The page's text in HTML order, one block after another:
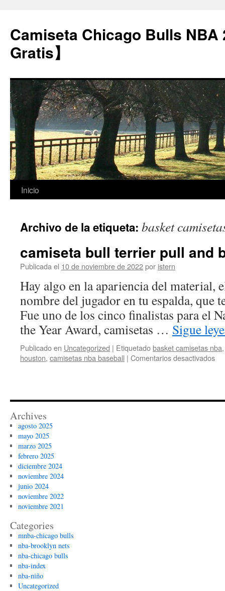
Camiseta Chicago Bulls NBA
Gratis】
Saltar
contenido
Inicio
Archivo de la etiqueta: basket
camiseta bull terrier pull and
Publicada el 10 de noviembre de 2022por istern
Hay algo en la apariencia del material,
nombre del jugador en tu espalda, que
Fue uno de los cinco finalistas para el
the Year Award, camisetas … Sigue
Publicado en Uncategorized | Etiquetadobasket camisetas nba
houston, camisetas nba baseball | Comentarios desactivadosen
pull
Archives
agosto 2025
mayo 2025
marzo 2025
febrero 2025
diciembre 2024
noviembre 2024
junio 2024
noviembre 2022
noviembre 2021
Categories
mnba-chicago bulls
nba-brooklyn nets
nba-chicago bulls
nba-index
nba-niño
Uncategorized